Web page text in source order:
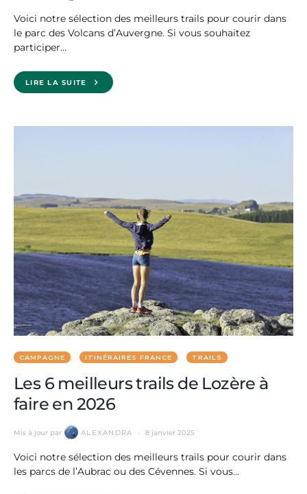
Voici notre sélection des meilleurs trails pour courir dans
le parc des Volcans d’Auvergne. Si vous souhaitez
participer…
LIRE LA SUITE
CAMPAGNE ITINÉRAIRES FRANCE TRAILS
Les 6 meilleurs trails de Lozère à
faire en 2026
Mis à jour par ALEXANDRA 8 janvier 2025
Voici notre sélection des meilleurs trails pour courir dans
les parcs de l’Aubrac ou des Cévennes. Si vous…